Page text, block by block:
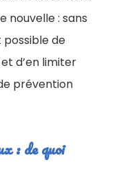
nouvelle : sans
possible de
d’en limiter
prévention
: de quoi